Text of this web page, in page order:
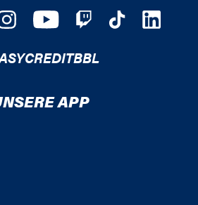
APP